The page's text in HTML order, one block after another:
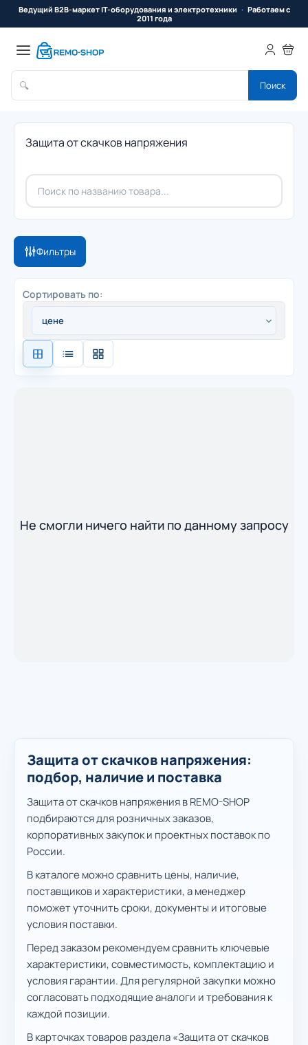
Ведущий B2B-маркет IT-оборудования и электротехники
Работаем с
2011 года
🔍 Поиск
Защита от скачков напряжения
Фильтры
Сортировать по:
Не смогли ничего найти по данному запросу
Защита от скачков напряжения:
подбор, наличие и поставка
Защита от скачков напряжения в REMO-SHOP
подбираются для розничных заказов,
корпоративных закупок и проектных поставок по
России.
В каталоге можно сравнить цены, наличие,
поставщиков и характеристики, а менеджер
поможет уточнить сроки, документы и итоговые
условия поставки.
Перед заказом рекомендуем сравнить ключевые
характеристики, совместимость, комплектацию и
условия гарантии. Для регулярной закупки можно
согласовать подходящие аналоги и требования к
каждой позиции.
В карточках товаров раздела «Защита от скачков